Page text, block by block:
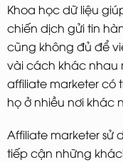
Khoa học dữ liệu
chiến dịch gửi tin
cũng không đủ để
vài cách khác nhau
affiliate marketer
họ ở nhiều nơi khác
Affiliate marketer
tiếp cận những